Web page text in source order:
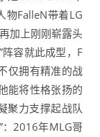
物FalleN带着LG
加上刚刚崭露头
容就此成型，F
仅拥有精准的战
能将性格张扬的
聚力支撑起战队
：2016年MLG哥